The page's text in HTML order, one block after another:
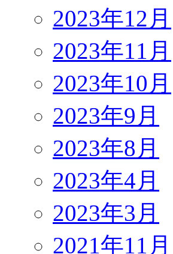
2023年12月
2023年11月
2023年10月
2023年9月
2023年8月
2023年4月
2023年3月
2021年11月